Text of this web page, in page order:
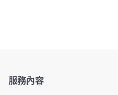
服務內容